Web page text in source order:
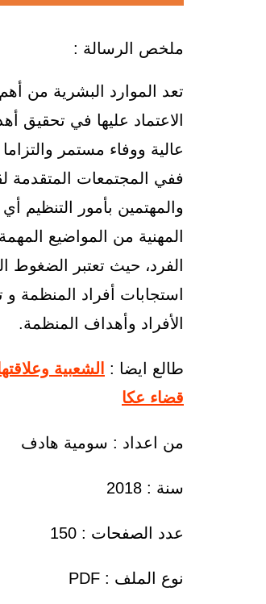
ملخص الرسالة :
تعد الموارد البشرية من
الاعتماد عليها في تحقيق
عالية ووفاء مستمر
ففي المجتمعات المتقدمة
والمهتمين بأمور التنظيم
المهنية من المواضيع
الفرد، حيث تعتبر الضغوط
استجابات أفراد المنظمة و
الأفراد وأهداف المنظمة.
طالع ايضا :
الشعبية
قضاء عكا
من اعداد : سومية هادف
سنة : 2018
عدد الصفحات : 150
نوع الملف : PDF